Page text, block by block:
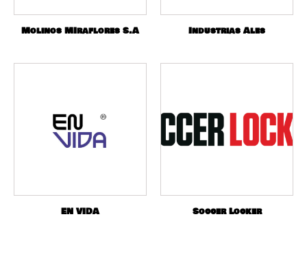
Molinos MIraflores S.A Industrias Ales
EN VIDA Soccer Locker